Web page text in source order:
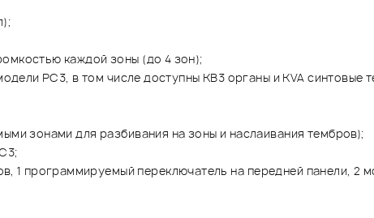
каждой зоны (до 4 зон);
PC3, в том числе доступны КВ3 органы и KVA синтовые
зонами для разбивания на зоны и наслаивания тембров);
1 программируемый переключатель на передней панели, 2